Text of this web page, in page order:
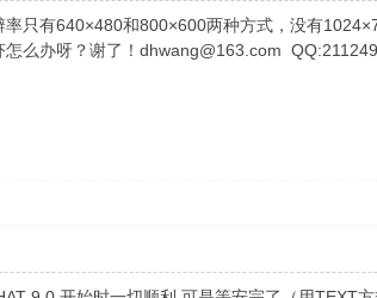
只有640×480和800×600两种方式，没有
么办呀？谢了！ dhwang@163.com